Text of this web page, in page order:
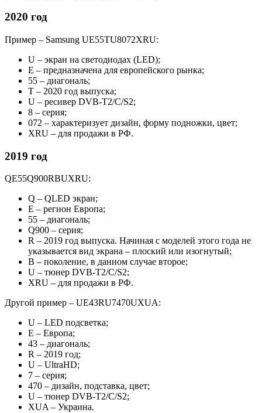
2020 год
Пример – Samsung UE55TU8072XRU:
U – экран на светодиодах (LED);
E – предназначена для европейского рынка;
55 – диагональ;
T – 2020 год выпуска;
U – ресивер DVB-T2/C/S2;
8 – серия;
072 – характеризует дизайн, форму подножки, цвет;
XRU – для продажи в РФ.
2019 год
QE55Q900RBUXRU:
Q – QLED экран;
E – регион Европа;
55 – диагональ;
Q900 – серия;
R – 2019 год выпуска. Начиная с моделей этого года не
указывается вид экрана – плоский или изогнутый;
B – поколение, в данном случае второе;
U – тюнер DVB-T2/C/S2;
XRU – для продажи в РФ.
Другой пример – UE43RU7470UXUA:
U – LED подсветка;
E – Европа;
43 – диагональ;
R – 2019 год;
U – UltraHD;
7 – серия;
470 – дизайн, подставка, цвет;
U – тюнер DVB-T2/C/S2;
XUA – Украина.